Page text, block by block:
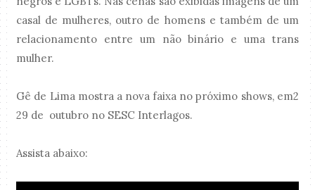
casal de mulheres, outro de homens e também de um
relacionamento entre um não binário e uma trans
mulher.
Gê de Lima mostra a nova faixa no próximo shows, em2
29 de outubro no SESC Interlagos.
Assista abaixo: